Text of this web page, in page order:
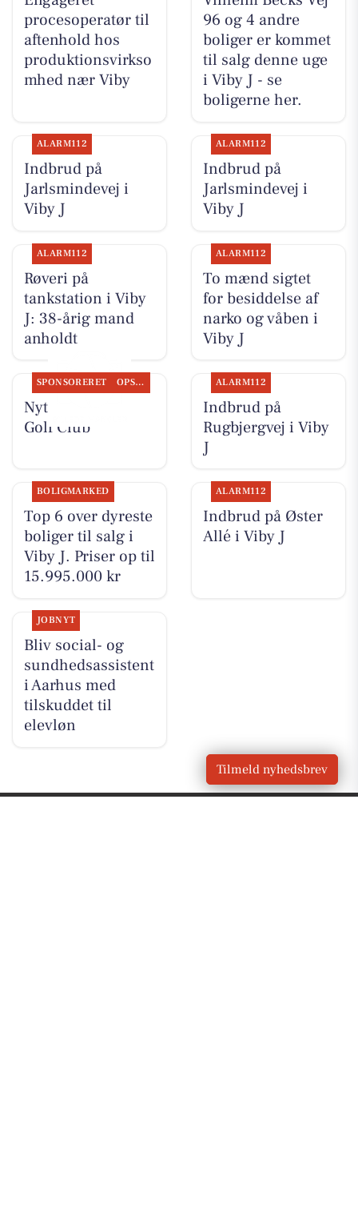
procesoperatør til
aftenhold hos
produktionsvirkso
mhed nær Viby
96 og 4 andre
boliger er kommet
til salg denne uge
i Viby J - se
boligerne her.
ALARM112
Indbrud på
Jarlsmindevej i
Viby J
ALARM112
Indbrud på
Jarlsmindevej i
Viby J
ALARM112
Røveri på
tankstation i Viby
J: 38-årig mand
anholdt
ALARM112
To mænd sigtet
for besiddelse af
narko og våben i
Viby J
SPONSORERET OPSLAGSTAVLEN
Nyt fra Aarhus
Golf Club
ALARM112
Indbrud på
Rugbjergvej i Viby
J
BOLIGMARKED
Top 6 over dyreste
boliger til salg i
Viby J. Priser op til
15.995.000 kr
ALARM112
Indbrud på Øster
Allé i Viby J
JOBNYT
Bliv social- og
sundhedsassistent
i Aarhus med
tilskuddet til
elevløn
Tilmeld nyhedsbrev